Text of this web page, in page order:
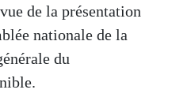
de la présentation
nationale de la
du